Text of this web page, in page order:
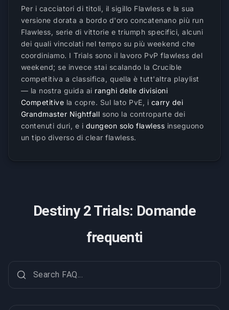
Per i cacciatori di titoli, il sigillo Flawless e la sua
versione dorata a bordo d'oro concatenano più run
Flawless, serie di vittorie e triumph specifici, alcuni
dei quali vincolati nel tempo su più weekend che
coordiniamo. I Trials sono il lavoro PvP flawless del
weekend; se invece stai scalando la Crucible
competitiva a classifica, quella è tutt'altra playlist
— la nostra guida ai ranghi delle divisioni
Competitive la copre. Sul lato PvE, i carry dei
Grandmaster Nightfall sono la controparte dei
contenuti duri, e i dungeon solo flawless inseguono
un tipo diverso di clear flawless.
Destiny 2 Trials: Domande
frequenti